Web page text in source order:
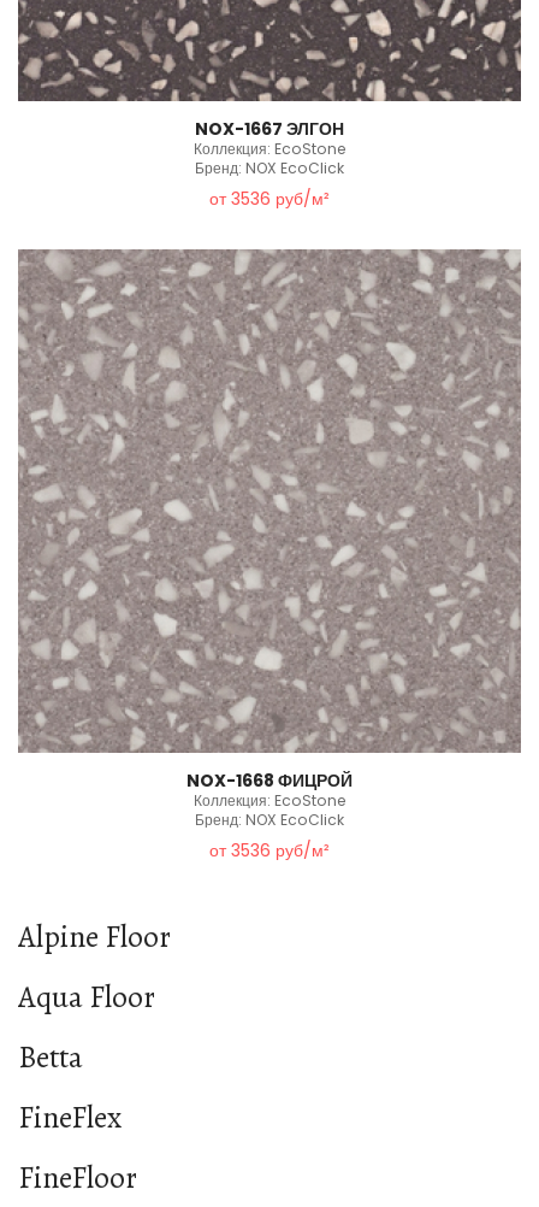
NOX-1667 ЭЛГОН
Коллекция: EcoStone
Бренд: NOX EcoClick
от 3536 руб/м²
NOX-1668 ФИЦРОЙ
Коллекция: EcoStone
Бренд: NOX EcoClick
от 3536 руб/м²
Alpine Floor
Aqua Floor
Betta
FineFlex
FineFloor